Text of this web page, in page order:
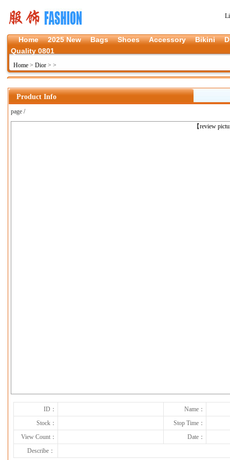
Home 2025 New Bags Shoes Accessory Bikini
Quality 0801
Home > Dior > >
Product Info
page /
【review
上一张
ID：
Name：
Stock：
Stop Time：
View Count：
Date：
Describe：